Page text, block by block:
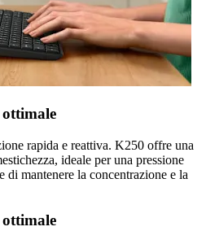
rapida e reattiva. K250 offre una
ideale per una pressione
di mantenere la concentrazione e la